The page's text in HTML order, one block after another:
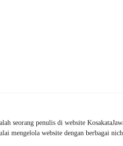
seorang penulis di website
mengelola website dengan berbagai